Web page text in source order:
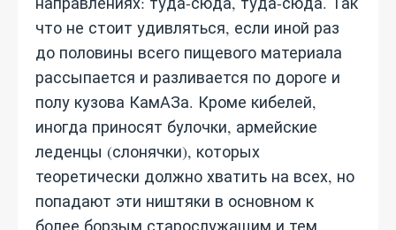
что не стоит удивляться, если иной раз
до половины всего пищевого материала
рассыпается и разливается по дороге и
полу кузова КамАЗа. Кроме кибелей,
иногда приносят булочки, армейские
леденцы (слонячки), которых
теоретически должно хватить на всех, но
попадают эти ништяки в основном к
более борзым старослужащим и тем,